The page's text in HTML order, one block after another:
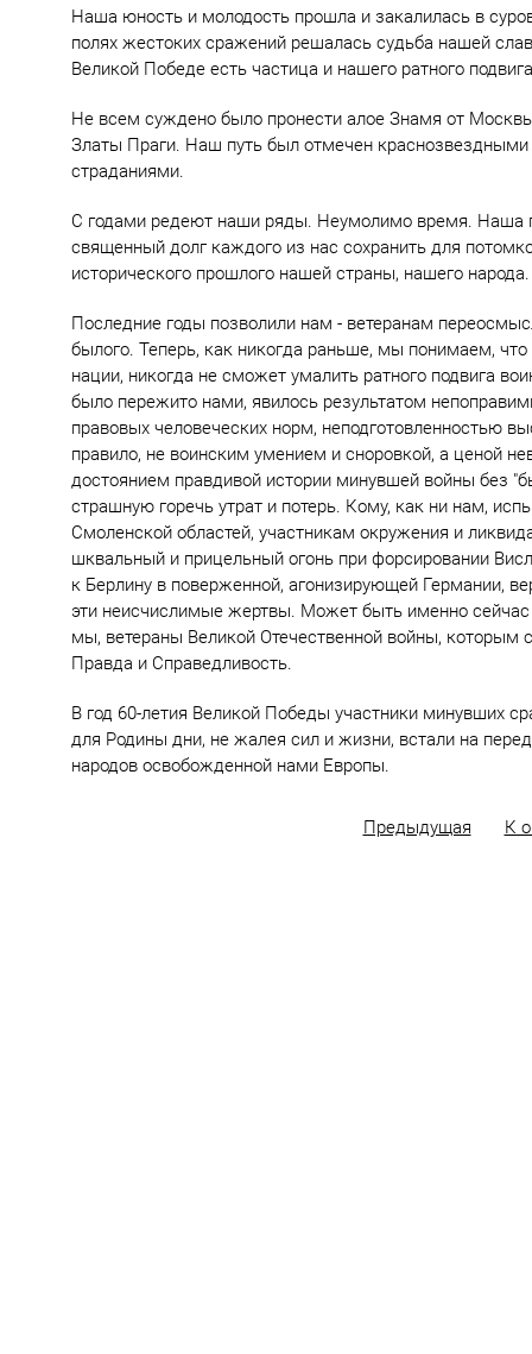
Наша юность и молодость прошла и закалилась в
полях жестоких сражений решалась судьба нашей
Великой Победе есть частица и нашего ратного
Не всем суждено было пронести алое Знамя от
Златы Праги. Наш путь был отмечен
страданиями.
С годами редеют наши ряды. Неумолимо время. Наша
священный долг каждого из нас сохранить для
исторического прошлого нашей страны, нашего народа.
Последние годы позволили нам - ветеранам
былого. Теперь, как никогда раньше, мы понимаем,
нации, никогда не сможет умалить ратного подвига
было пережито нами, явилось результатом
правовых человеческих норм, неподготовленностью
правило, не воинским умением и сноровкой, а ценой
достоянием правдивой истории минувшей войны без
страшную горечь утрат и потерь. Кому, как ни нам,
Смоленской областей, участникам окружения и
шквальный и прицельный огонь при форсировании
к Берлину в поверженной, агонизирующей Германии,
эти неисчислимые жертвы. Может быть именно сейчас
мы, ветераны Великой Отечественной войны, которым
Правда и Справедливость.
В год 60-летия Великой Победы участники минувших
для Родины дни, не жалея сил и жизни, встали на
народов освобожденной нами Европы.
Предыдущая К